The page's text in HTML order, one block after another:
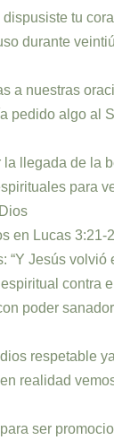
tu
durante
a nuestras
algo
llegada de
en Lucas
Jesús
contra
poder
respetable
realidad
ser